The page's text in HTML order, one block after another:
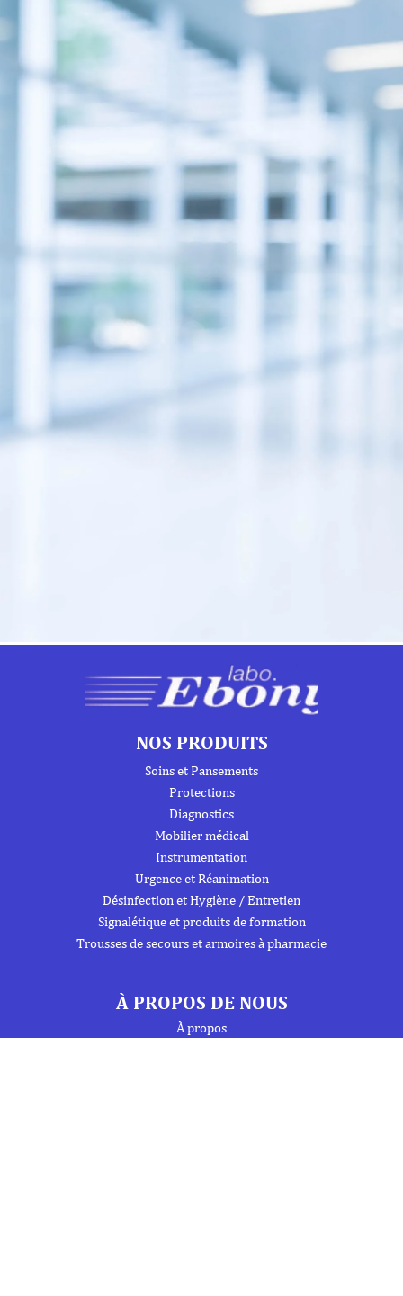
NOS PRODUITS
Soins et Pansements
Protections
Diagnostics
Mobilier médical
Instrumentation
Urgence et Réanimation
Désinfection et Hygiène / Entretien
Signalétique et produits de formation
Trousses de secours et armoires à pharmacie
À PROPOS DE NOUS
À propos